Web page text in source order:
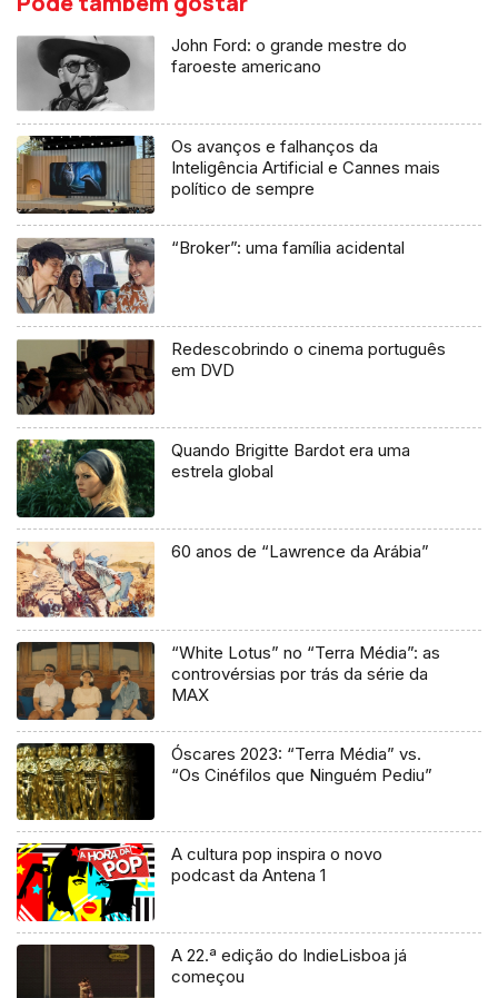
John Ford: o grande mestre do
faroeste americano
Os avanços e falhanços da
Inteligência Artificial e Cannes mais
político de sempre
“Broker”: uma família acidental
Redescobrindo o cinema português
em DVD
Quando Brigitte Bardot era uma
estrela global
60 anos de “Lawrence da Arábia”
“White Lotus” no “Terra Média”: as
controvérsias por trás da série da
MAX
Óscares 2023: “Terra Média” vs.
“Os Cinéfilos que Ninguém Pediu”
A cultura pop inspira o novo
podcast da Antena 1
A 22.ª edição do IndieLisboa já
começou